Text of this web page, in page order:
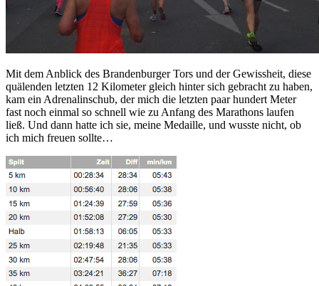
Mit dem Anblick des Brandenburger Tors und der Gewissheit, diese
quälenden letzten 12 Kilometer gleich hinter sich gebracht zu haben,
kam ein Adrenalinschub, der mich die letzten paar hundert Meter
fast noch einmal so schnell wie zu Anfang des Marathons laufen
ließ. Und dann hatte ich sie, meine Medaille, und wusste nicht, ob
ich mich freuen sollte…